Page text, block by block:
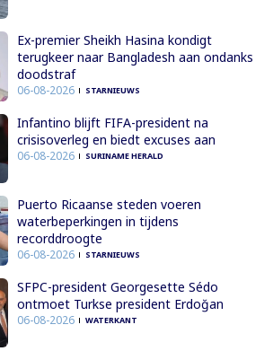
Ex-premier Sheikh Hasina kondigt
terugkeer naar Bangladesh aan ondanks
doodstraf
06-08-2026 STARNIEUWS
Infantino blijft FIFA-president na
crisisoverleg en biedt excuses aan
06-08-2026 SURINAME HERALD
Puerto Ricaanse steden voeren
waterbeperkingen in tijdens
recorddroogte
06-08-2026 STARNIEUWS
SFPC-president Georgesette Sédo
ontmoet Turkse president Erdoğan
06-08-2026 WATERKANT